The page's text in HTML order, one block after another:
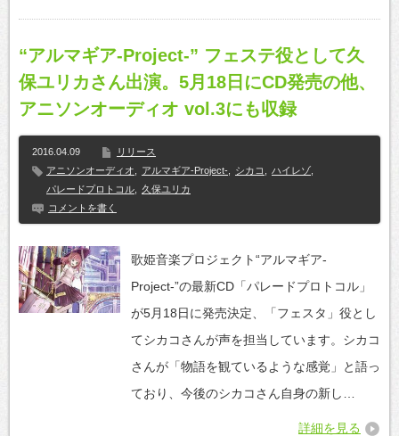
“アルマギア-Project-” フェステ役として久
保ユリカさん出演。5月18日にCD発売の他、
アニソンオーディオ vol.3にも収録
2016.04.09
リリース
アニソンオーディオ
アルマギア-Project- シカコ ハイレゾ
パレードプロトコル
久保ユリカ
コメントを書く
歌姫音楽プロジェクト“アルマギア-
Project-”の最新CD「パレードプロトコル」
が5月18日に発売決定、「フェスタ」役とし
てシカコさんが声を担当しています。シカコ
さんが「物語を観ているような感覚」と語っ
ており、今後のシカコさん自身の新し…
詳細を見る